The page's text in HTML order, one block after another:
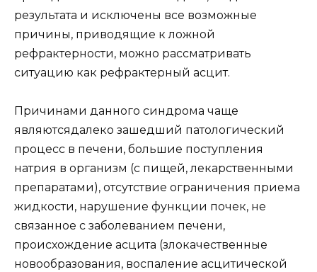
результата и исключены все возможные
причины, приводящие к ложной
рефрактерности, можно рассматривать
ситуацию как рефрактерный асцит.
Причинами данного синдрома чаще
являютсядалеко зашедший патологический
процесс в печени, большие поступления
натрия в организм (с пищей, лекарственными
препаратами), отсутствие ограничения приема
жидкости, нарушение функции почек, не
связанное с заболеванием печени,
происхождение асцита (злокачественные
новообразования, воспаление асцитической